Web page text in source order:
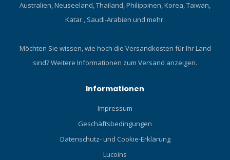
Australien, Neuseeland, Thailand, Philippinen, Korea, Taiwan,
Katar , Saudi-Arabien und mehr.
Möchten Sie wissen, wie hoch die Versandkosten für Ihr Land
sind?Weitere Informationen zum Versand anzeigen.
Informationen
Impressum
Geschäftsbedingungen
Datenschutz- und Cookie-Erklärung
Lucoins